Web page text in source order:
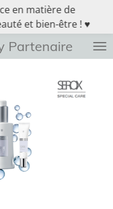
Partenaire
en matière de
et bien-être ! ♥